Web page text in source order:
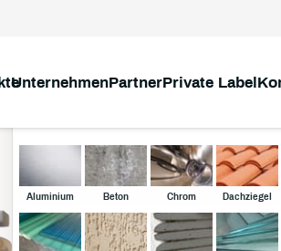
UnternehmenPartnerPrivate Label
Aluminium Beton Chrom Dachziegel